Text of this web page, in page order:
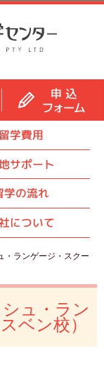
学費用
サポート
学の流れ
について
・ランゲージ・スクー
ュ・ラン
ベン校）